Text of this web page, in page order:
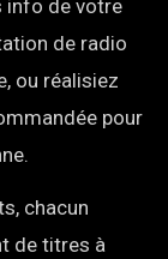
info de votre
de radio
ou réalisiez
pour
chacun
de titres à